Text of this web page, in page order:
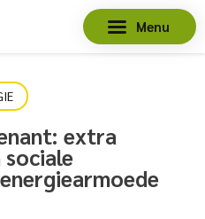
Menu
extra